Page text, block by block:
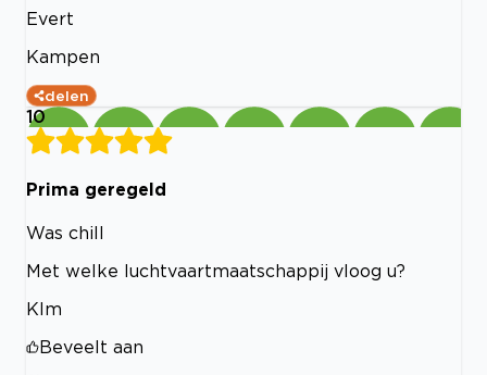
Evert
Kampen
delen
10
Prima geregeld
Was chill
Met welke luchtvaartmaatschappij vloog u?
Klm
Beveelt aan